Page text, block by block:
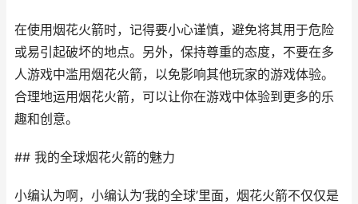
在使用烟花火箭时，记得要小心谨慎，避免将其用于危险
或易引起破坏的地点。另外，保持尊重的态度，不要在多
人游戏中滥用烟花火箭，以免影响其他玩家的游戏体验。
合理地运用烟花火箭，可以让你在游戏中体验到更多的乐
趣和创意。
## 我的全球烟花火箭的魅力
小编认为啊，小编认为‘我的全球’里面，烟花火箭不仅仅是